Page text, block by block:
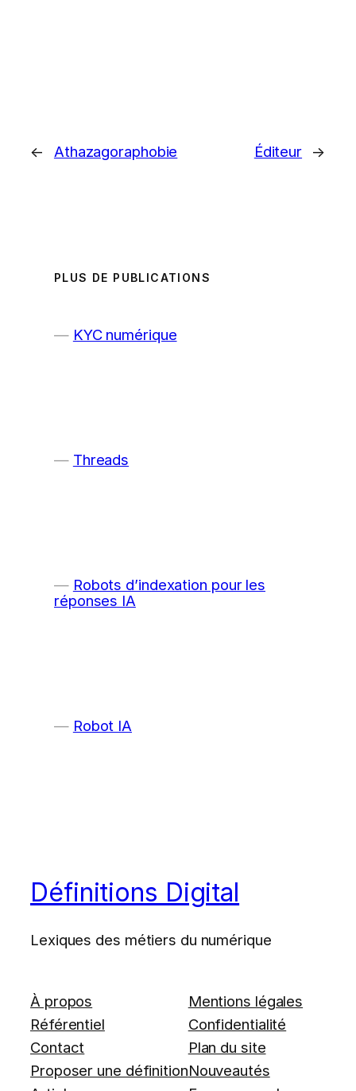
← Athazagoraphobie Éditeur →
PLUS DE PUBLICATIONS
KYC numérique
Threads
Robots d’indexation pour les
réponses IA
Robot IA
Définitions Digital
Lexiques des métiers du numérique
À propos
Référentiel
Contact
Proposer une définition
Mentions légales
Confidentialité
Plan du site
Nouveautés